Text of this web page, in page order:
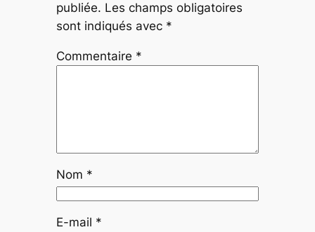
publiée. Les champs obligatoires
sont indiqués avec *
Commentaire *
Nom *
E-mail *